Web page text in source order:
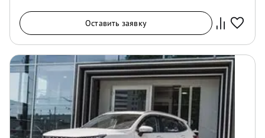
Оставить заявку